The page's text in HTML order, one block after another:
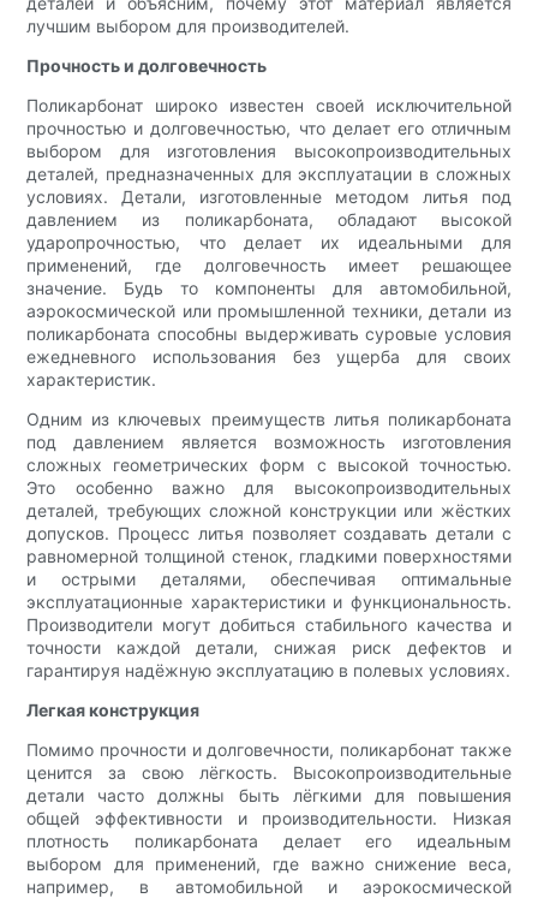
лучшим выбором для производителей.
Прочность и долговечность
Поликарбонат широко известен своей исключительной
прочностью и долговечностью, что делает его отличным
выбором для изготовления высокопроизводительных
деталей, предназначенных для эксплуатации в сложных
условиях. Детали, изготовленные методом литья под
давлением из поликарбоната, обладают высокой
ударопрочностью, что делает их идеальными для
применений, где долговечность имеет решающее
значение. Будь то компоненты для автомобильной,
аэрокосмической или промышленной техники, детали из
поликарбоната способны выдерживать суровые условия
ежедневного использования без ущерба для своих
характеристик.
Одним из ключевых преимуществ литья поликарбоната
под давлением является возможность изготовления
сложных геометрических форм с высокой точностью.
Это особенно важно для высокопроизводительных
деталей, требующих сложной конструкции или жёстких
допусков. Процесс литья позволяет создавать детали с
равномерной толщиной стенок, гладкими поверхностями
и острыми деталями, обеспечивая оптимальные
эксплуатационные характеристики и функциональность.
Производители могут добиться стабильного качества и
точности каждой детали, снижая риск дефектов и
гарантируя надёжную эксплуатацию в полевых условиях.
Легкая конструкция
Помимо прочности и долговечности, поликарбонат также
ценится за свою лёгкость. Высокопроизводительные
детали часто должны быть лёгкими для повышения
общей эффективности и производительности. Низкая
плотность поликарбоната делает его идеальным
выбором для применений, где важно снижение веса,
например, в автомобильной и аэрокосмической